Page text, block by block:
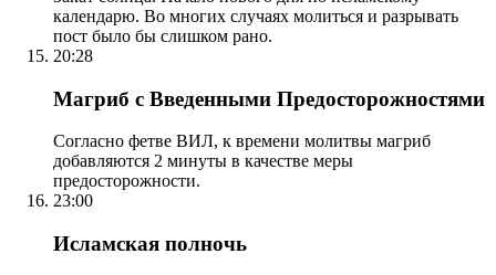
календарю. Во многих случаях молиться и разрывать
пост было бы слишком рано.
20:28
Магриб с Введенными Предосторожностями
Согласно фетве ВИЛ, к времени молитвы магриб
добавляются 2 минуты в качестве меры
предосторожности.
23:00
Исламская полночь